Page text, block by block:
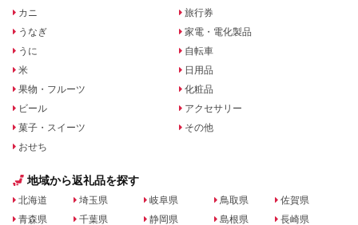
カニ
うなぎ
うに
米
果物・フルーツ
ビール
菓子・スイーツ
おせち
旅行券
家電・電化製品
自転車
日用品
化粧品
アクセサリー
その他
地域から返礼品を探す
北海道
青森県
埼玉県
千葉県
岐阜県
静岡県
鳥取県
島根県
佐賀県
長崎県